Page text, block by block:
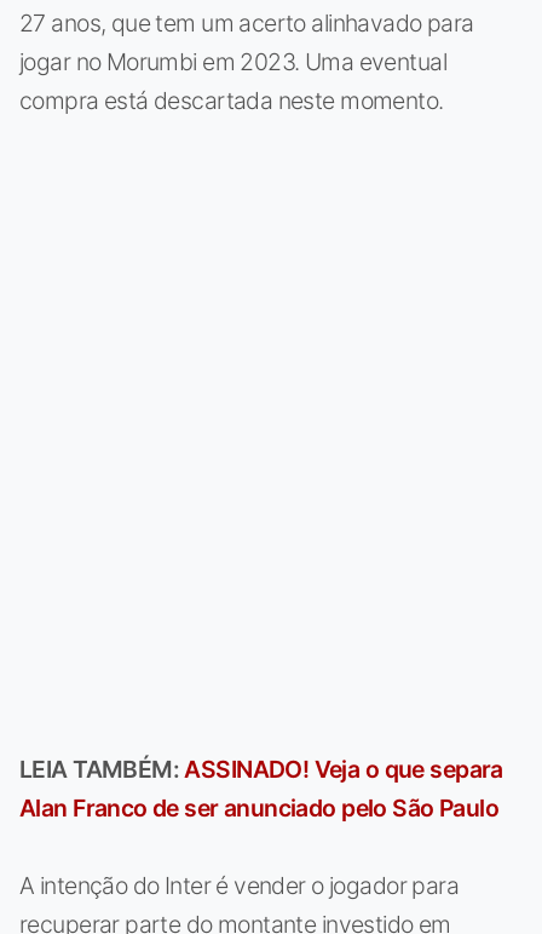
27 anos, que tem um acerto alinhavado para
jogar no Morumbi em 2023. Uma eventual
compra está descartada neste momento.
LEIA TAMBÉM: ASSINADO! Veja o que separa
Alan Franco de ser anunciado pelo São Paulo
A intenção do Inter é vender o jogador para
recuperar parte do montante investido em